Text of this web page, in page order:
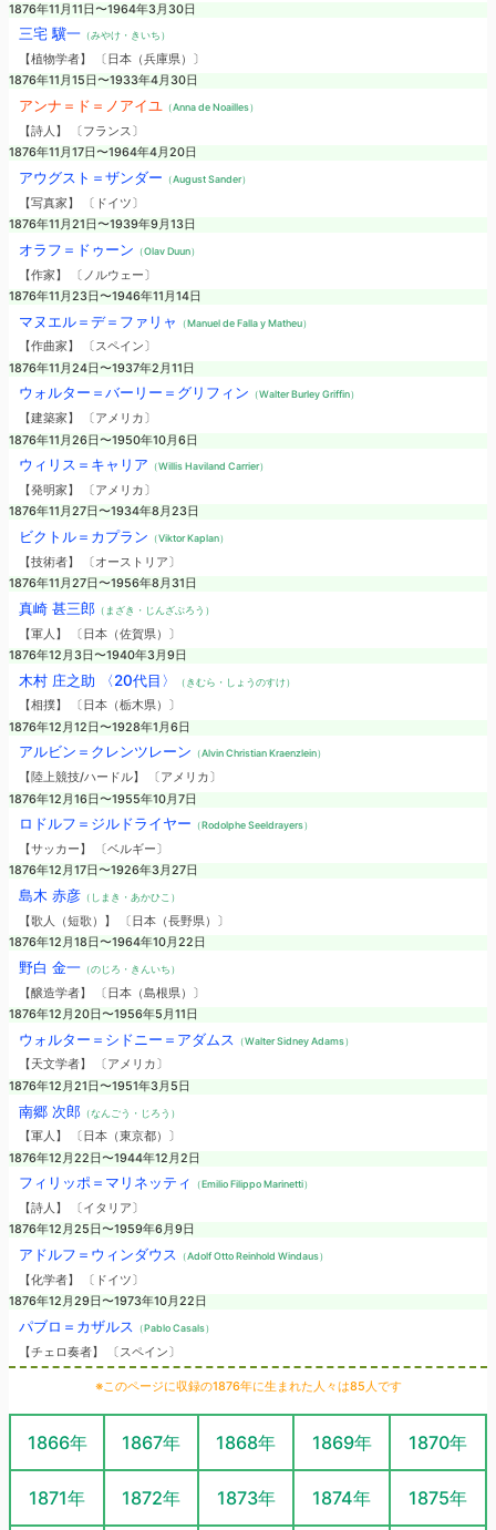
1876年11月11日〜1964年3月30日
三宅 驥一（みやけ・きいち）
【植物学者】 〔日本（兵庫県）〕
1876年11月15日〜1933年4月30日
アンナ＝ド＝ノアイユ （Anna de Noailles）
【詩人】 〔フランス〕
1876年11月17日〜1964年4月20日
アウグスト＝ザンダー （August Sander）
【写真家】 〔ドイツ〕
1876年11月21日〜1939年9月13日
オラフ＝ドゥーン （Olav Duun）
【作家】 〔ノルウェー〕
1876年11月23日〜1946年11月14日
マヌエル＝デ＝ファリャ （Manuel de Falla y Matheu）
【作曲家】 〔スペイン〕
1876年11月24日〜1937年2月11日
ウォルター＝バーリー＝グリフィン （Walter Burley Griffin）
【建築家】 〔アメリカ〕
1876年11月26日〜1950年10月6日
ウィリス＝キャリア （Willis Haviland Carrier）
【発明家】 〔アメリカ〕
1876年11月27日〜1934年8月23日
ビクトル＝カプラン （Viktor Kaplan）
【技術者】 〔オーストリア〕
1876年11月27日〜1956年8月31日
真崎 甚三郎（まざき・じんざぶろう）
【軍人】 〔日本（佐賀県）〕
1876年12月3日〜1940年3月9日
木村 庄之助 〈20代目〉 （きむら・しょうのすけ）
【相撲】 〔日本（栃木県）〕
1876年12月12日〜1928年1月6日
アルビン＝クレンツレーン （Alvin Christian Kraenzlein）
【陸上競技/ハードル】 〔アメリカ〕
1876年12月16日〜1955年10月7日
ロドルフ＝ジルドライヤー （Rodolphe Seeldrayers）
【サッカー】 〔ベルギー〕
1876年12月17日〜1926年3月27日
島木 赤彦（しまき・あかひこ）
【歌人（短歌）】 〔日本（長野県）〕
1876年12月18日〜1964年10月22日
野白 金一（のじろ・きんいち）
【醸造学者】 〔日本（島根県）〕
1876年12月20日〜1956年5月11日
ウォルター＝シドニー＝アダムス （Walter Sidney Adams）
【天文学者】 〔アメリカ〕
1876年12月21日〜1951年3月5日
南郷 次郎（なんごう・じろう）
【軍人】 〔日本（東京都）〕
1876年12月22日〜1944年12月2日
フィリッポ＝マリネッティ （Emilio Filippo Marinetti）
【詩人】 〔イタリア〕
1876年12月25日〜1959年6月9日
アドルフ＝ウィンダウス （Adolf Otto Reinhold Windaus）
【化学者】 〔ドイツ〕
1876年12月29日〜1973年10月22日
パブロ＝カザルス （Pablo Casals）
【チェロ奏者】 〔スペイン〕
※このページに収録の1876年に生まれた人々は85人です
1866年 1867年 1868年 1869年 1870年
1871年 1872年 1873年 1874年 1875年